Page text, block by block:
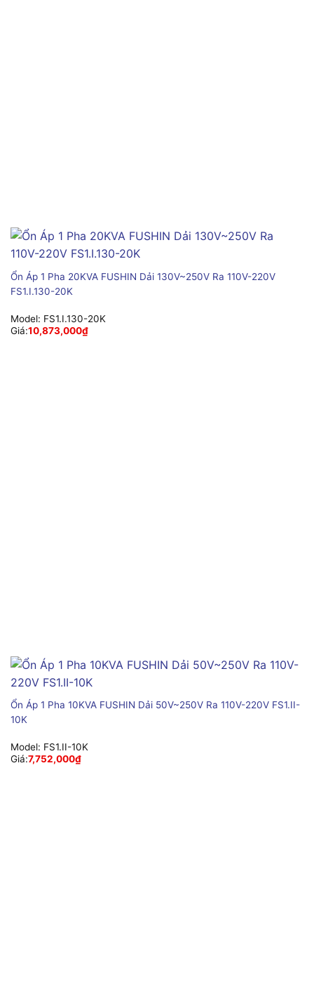
Ổn Áp 1 Pha 20KVA FUSHIN Dải 130V~250V Ra 110V-220V
FS1.I.130-20K
Model: FS1.I.130-20K
Giá:10,873,000₫
Ổn Áp 1 Pha 10KVA FUSHIN Dải 50V~250V Ra 110V-220V FS1.II-
10K
Model: FS1.II-10K
Giá:7,752,000₫